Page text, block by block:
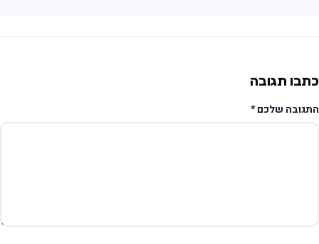
תגובה
שלכם*